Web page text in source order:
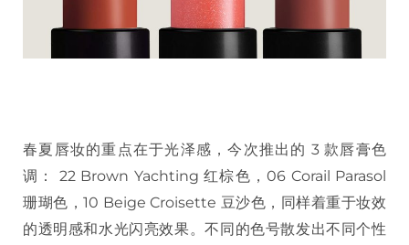
春夏唇妆的重点在于光泽感，今次推出的 3 款唇膏色
调： 22 Brown Yachting 红棕色，06 Corail Parasol
珊瑚色，10 Beige Croisette 豆沙色，同样着重于妆效
的透明感和水光闪亮效果。不同的色号散发出不同个性